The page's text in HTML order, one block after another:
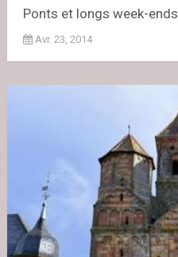
Ponts et longs week-ends
Avr. 23, 2014